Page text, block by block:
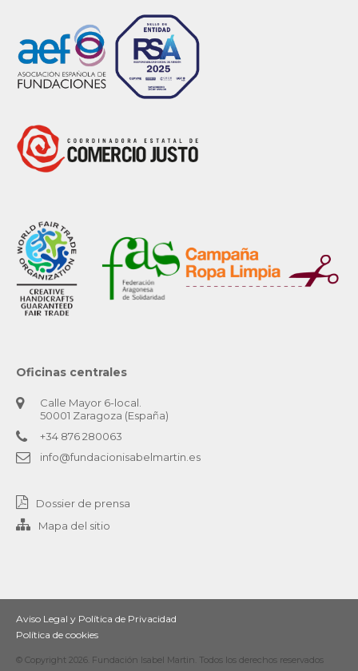
Oficinas centrales
Calle Mayor 6-local.
50001 Zaragoza (España)
+34 876 280063
info@fundacionisabelmartin.es
Dossier de prensa
Mapa del sitio
Aviso Legal y Política de Privacidad
Política de cookies
© Copyright 2026. Fundación Isabel Martin. Todos los derechos reservados